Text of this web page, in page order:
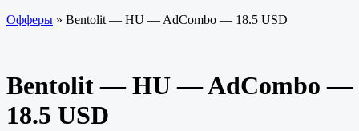
Офферы » Bentolit — HU — AdCombo — 18.5 USD
Bentolit — HU — AdCombo —
18.5 USD